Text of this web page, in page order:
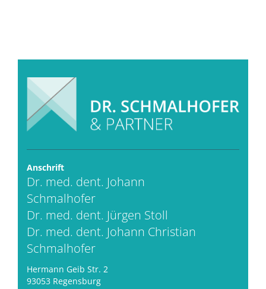
Anschrift
Dr. med. dent. Johann
Schmalhofer
Dr. med. dent. Jürgen Stoll
Dr. med. dent. Johann Christian
Schmalhofer
Hermann Geib Str. 2
93053 Regensburg